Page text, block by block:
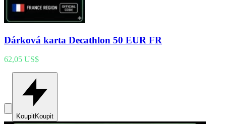
Dárková karta Decathlon 50 EUR FR
62,05 US$
KoupitKoupit